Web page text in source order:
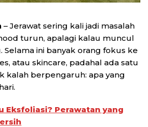
– Jerawat sering kali jadi masalah
turun, apalagi kalau muncul
ini banyak orang fokus ke
atau skincare, padahal ada satu
kalah berpengaruh: apa yang
Eksfoliasi? Perawatan yang